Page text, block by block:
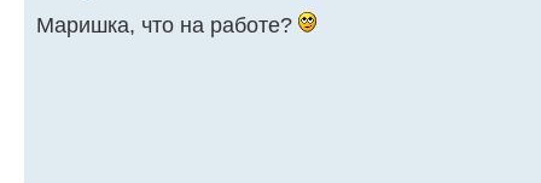
Маришка, что на работе?